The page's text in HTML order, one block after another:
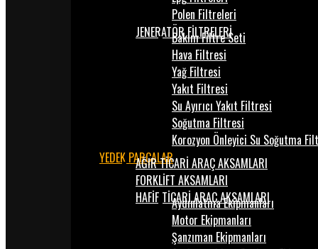
Polen Filtreleri
JENERATÖR FİLTRELERİ
Bakım Filtre Seti
Hava Filtresi
Yağ Filtresi
Yakıt Filtresi
Su Ayırıcı Yakıt Filtresi
Soğutma Filtresi
Korozyon Önleyici Su Soğutma
YEDEK PARÇALARAĞIR TİCARİ ARAÇ AKSAMLARI
FORKLİFT AKSAMLARI
HAFİF TİCARİ ARAÇ AKSAMLARI
Aydınlatma Ekipmanları
Motor Ekipmanları
Şanzıman Ekipmanları